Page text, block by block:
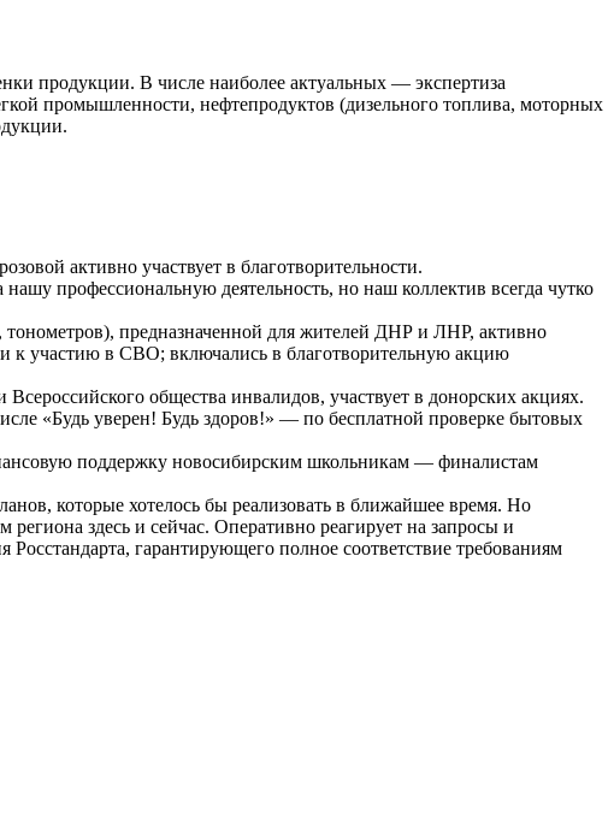
продукции. В числе наиболее актуальных — экспертиза
промышленности, нефтепродуктов (дизельного топлива, моторных
активно участвует в благотворительности.
профессиональную деятельность, но наш коллектив всегда чутко
предназначенной для жителей ДНР и ЛНР, активно
к участию в СВО; включались в благотворительную акцию
общества инвалидов, участвует в донорских акциях.
«Будь уверен! Будь здоров!» — по бесплатной проверке бытовых
поддержку новосибирским школьникам — финалистам
которые хотелось бы реализовать в ближайшее время. Но
здесь и сейчас. Оперативно реагирует на запросы и
гарантирующего полное соответствие требованиям